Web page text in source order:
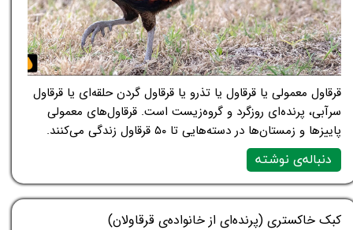
قرقاول معمولی یا قرقاول یا تذرو یا قرقاول گردن حلقه‌ای یا قرقاول
سرآبی، پرنده‌ای روزگرد و گروه‌زیست است. قرقاول‌های معمولی
پاییزها و زمستان‌ها در دسته‌هایی تا ۵۰ قرقاول زندگی می‌کنند.
دنباله‌ی نوشته
کبک خاکستری (پرنده‌ای از خانواده‌ی قرقاولان)